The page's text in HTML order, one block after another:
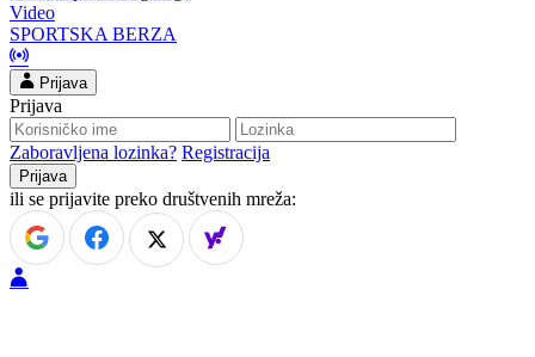
Video
SPORTSKA BERZA
Prijava
Prijava
Zaboravljena lozinka? Registracija
ili se prijavite preko društvenih mreža: